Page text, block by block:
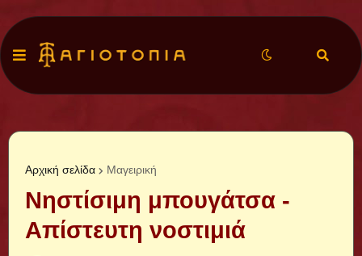
Αρχική σελίδα Μαγειρική
Νηστίσιμη μπουγάτσα -
Απίστευτη νοστιμιά